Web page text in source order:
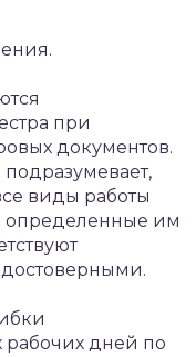
при
документов.
виды работы
определенные им
рабочих дней по